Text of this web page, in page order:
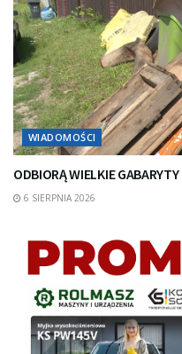
WIADOMOŚCI
ODBIORĄ WIELKIE GABARYTY
6 SIERPNIA 2026